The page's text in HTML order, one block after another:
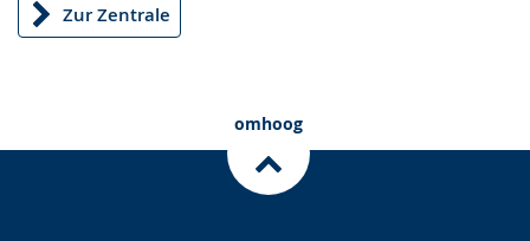
Zur Zentrale
omhoog